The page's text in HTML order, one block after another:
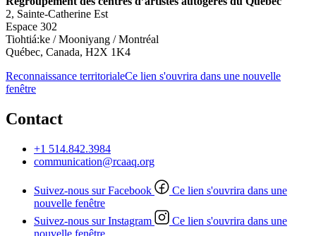
2, Sainte-Catherine Est
Espace 302
Tiohtiá:ke / Mooniyang / Montréal
Québec, Canada, H2X 1K4
Reconnaissance territorialeCe lien s'ouvrira dans une nouvelle
fenêtre
Contact
+1 514.842.3984
communication@rcaaq.org
Suivez-nous sur Facebook
Ce lien s'ouvrira dans une
nouvelle fenêtre
Suivez-nous sur Instagram
Ce lien s'ouvrira dans une
nouvelle fenêtre